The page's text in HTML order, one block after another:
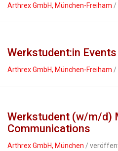
Arthrex GmbH, München-Freiham /
Werkstudent:in
Arthrex GmbH, München-Freiham /
Werkstudent (w/m/d)
Communications
Arthrex GmbH, München /